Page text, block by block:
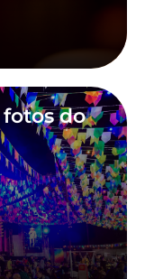
fotos do